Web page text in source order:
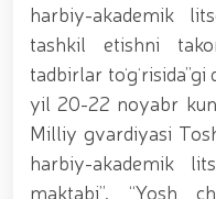
O‘zbekiston Milliy
gvardiya tizimidagi
o‘tdi. // Bayram
// Navroʻz
“Navroʻzni
ostida bayram
sertifikatlariga ega
yod etildi // Strandja
harbiy-akademik
tashkil etishni
tadbirlar
yil 20-22 noyabr
Milliy gvardiyasi
harbiy-akademik
maktabi”, “Yosh